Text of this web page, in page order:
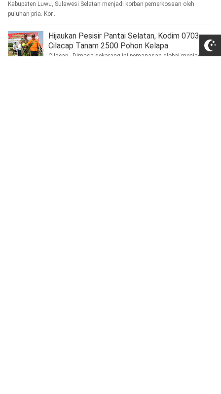
Kabupaten Luwu, Sulawesi Selatan menjadi korban pemerkosaan oleh
puluhan pria. Kor...
Hijaukan Pesisir Pantai Selatan, Kodim 0703
Cilacap Tanam 2500 Pohon Kelapa
Cilacap - Dimasa sekarang ini pemanasan global menjadi isu